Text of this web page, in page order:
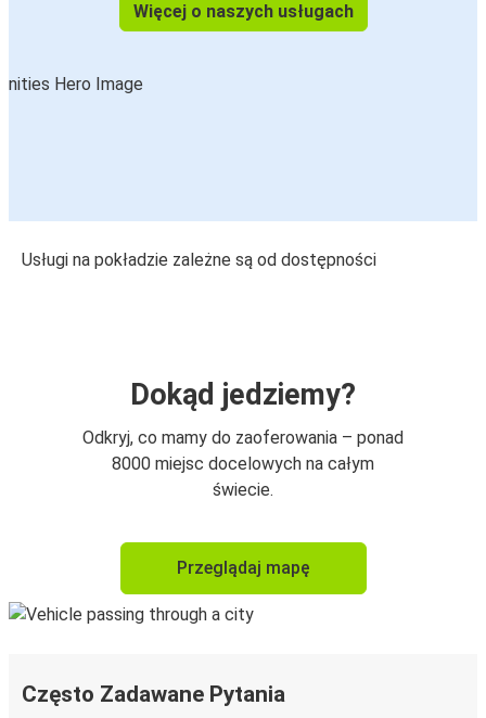
Więcej o naszych usługach
Usługi na pokładzie zależne są od dostępności
Dokąd jedziemy?
Odkryj, co mamy do zaoferowania – ponad
8000 miejsc docelowych na całym
świecie.
Przeglądaj mapę
Często Zadawane Pytania